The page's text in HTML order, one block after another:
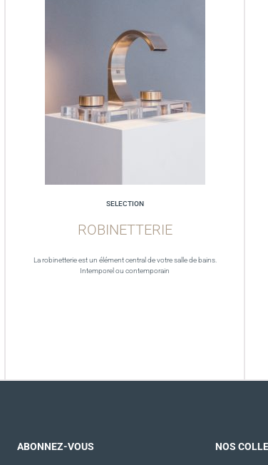
SELECTION
ROBINETTERIE
La robinetterie est un élément central de votre salle de bains.
Intemporel ou contemporain
ABONNEZ-VOUS NOS